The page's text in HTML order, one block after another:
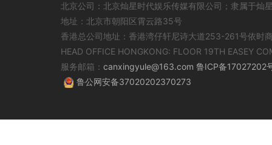
北京公司：北京灿星时代娱乐传媒有限公司；隶属于灿
地址：北京市朝阳区霄云路35号
香港总公司地址：香港湾仔轩尼诗大道253-261号依时
HEAD OFFICE HONGKONG: FLOOR 19TH EASEY
服务邮箱： canxingyule@163.com 鲁ICP备17027202
鲁公网安备37020202370273